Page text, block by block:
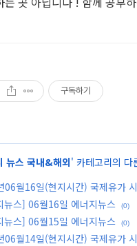
구독하기
뉴스 국내&해외' 카테고리의 다
06월16일(현지시간) 국제유가
뉴스] 06월16일 에너지뉴스 (0)
뉴스] 06월15일 에너지뉴스 (0)
06월14일(현지시간) 국제유가